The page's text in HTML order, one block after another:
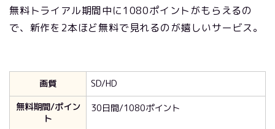
無料トライアル期間中に1080ポイントがもらえるの
で、新作を2本ほど無料で見れるのが嬉しいサービス。
画質
SD/HD
無料期間/ポイン
ト
30日間/1080ポイント